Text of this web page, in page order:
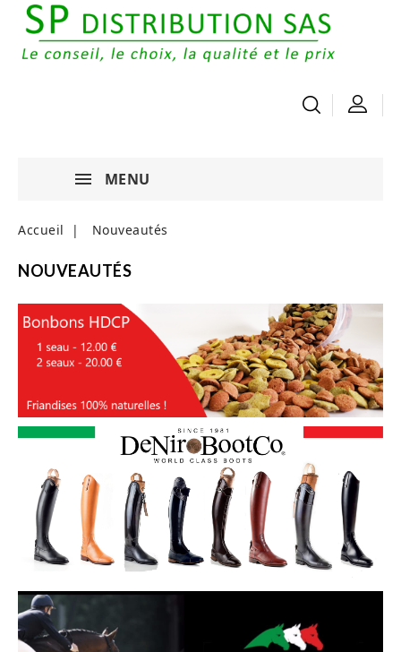
MENU
Accueil Nouveautés
NOUVEAUTÉS